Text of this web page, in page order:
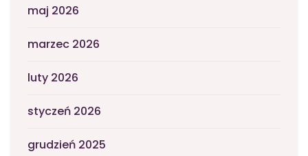
maj 2026
marzec 2026
luty 2026
styczeń 2026
grudzień 2025